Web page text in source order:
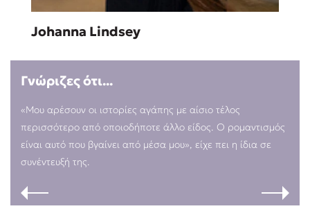
Στέφανος Ξενάκης
Το λεξικό της ζωής σου
Johanna Lindsey
Γνώριζες ότι...
«Μου αρέσουν οι ιστορίες αγάπης με αίσιο τέλος
περισσότερο από οποιοδήποτε άλλο είδος. Ο ρομαντισμός
είναι αυτό που βγαίνει από μέσα μου», είχε πει η ίδια σε
συνέντευξή της.